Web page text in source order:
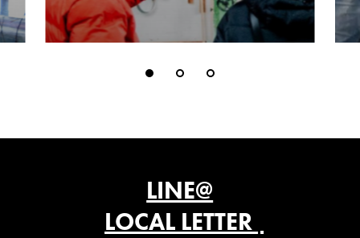
LINE@
LOCAL LETTER